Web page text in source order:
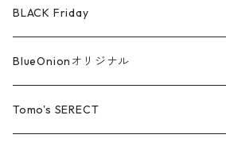
ファー ムートン
汗染み防止
BLACK Friday
BlueOnionオリジナル
Tomo's SERECT